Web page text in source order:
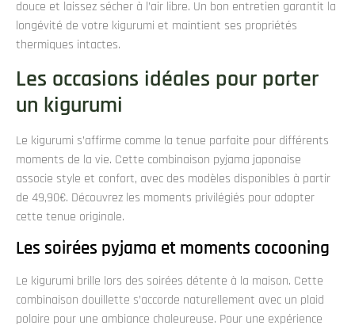
douce et laissez sécher à l’air libre. Un bon entretien garantit la
longévité de votre kigurumi et maintient ses propriétés
thermiques intactes.
Les occasions idéales pour porter
un kigurumi
Le kigurumi s’affirme comme la tenue parfaite pour différents
moments de la vie. Cette combinaison pyjama japonaise
associe style et confort, avec des modèles disponibles à partir
de 49,90€. Découvrez les moments privilégiés pour adopter
cette tenue originale.
Les soirées pyjama et moments cocooning
Le kigurumi brille lors des soirées détente à la maison. Cette
combinaison douillette s’accorde naturellement avec un plaid
polaire pour une ambiance chaleureuse. Pour une expérience